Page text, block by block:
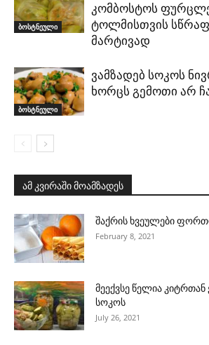
ბოსტნეული
კომბოსტოს
ტოლმისთვის
მარტივად
ბოსტნეული
ვამზადებ სოკოს
ხორცს გემოთი არ
ამ კვირაში მოამზადეს
შაქრის ხვეულები
February 8, 2021
მეექვსე წელია
სოკოს
July 26, 2021